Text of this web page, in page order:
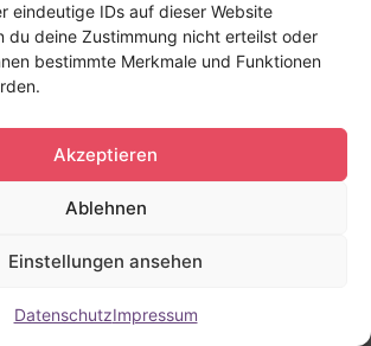
eindeutige IDs auf dieser Website
du deine Zustimmung nicht erteilst oder
bestimmte Merkmale und Funktionen
Akzeptieren
Ablehnen
Einstellungen ansehen
DatenschutzImpressum